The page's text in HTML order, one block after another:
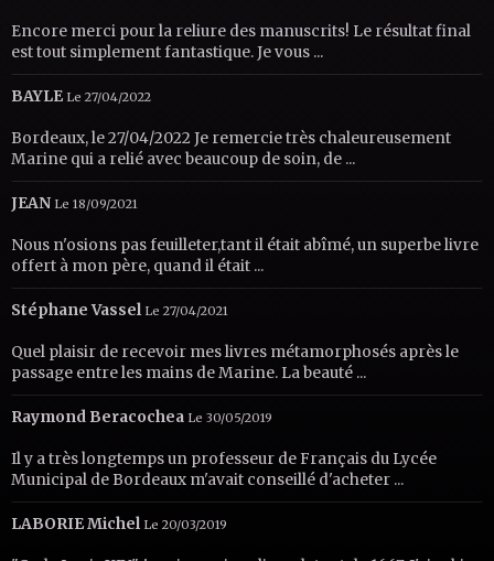
Encore merci pour la reliure des manuscrits! Le résultat final
est tout simplement fantastique. Je vous ...
BAYLE Le 27/04/2022
Bordeaux, le 27/04/2022 Je remercie très chaleureusement
Marine qui a relié avec beaucoup de soin, de ...
JEAN Le 18/09/2021
Nous n'osions pas feuilleter,tant il était abîmé, un superbe livre
offert à mon père, quand il était ...
Stéphane Vassel Le 27/04/2021
Quel plaisir de recevoir mes livres métamorphosés après le
passage entre les mains de Marine. La beauté ...
Raymond Beracochea Le 30/05/2019
Il y a très longtemps un professeur de Français du Lycée
Municipal de Bordeaux m'avait conseillé d'acheter ...
LABORIE Michel Le 20/03/2019